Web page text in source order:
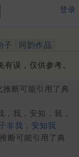
登录
子 同韵作品
误，仅供参考。
推断可能引用了典
，我，安知，我，
非我，安知我
断可能引用了典